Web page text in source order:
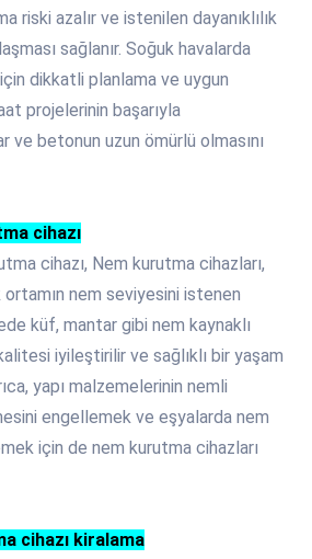
riski azalır ve istenilen dayanıklılık
sağlanır. Soğuk havalarda
dikkatli planlama ve uygun
projelerinin başarıyla
ve betonun uzun ömürlü olmasını
cihazı
cihazı, Nem kurutma cihazları,
nem seviyesini istenen
küf, mantar gibi nem kaynaklı
iyileştirilir ve sağlıklı bir yaşam
yapı malzemelerinin nemli
engellemek ve eşyalarda nem
için de nem kurutma cihazları
cihazı kiralama